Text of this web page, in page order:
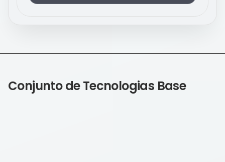
Conjunto de Tecnologias Base